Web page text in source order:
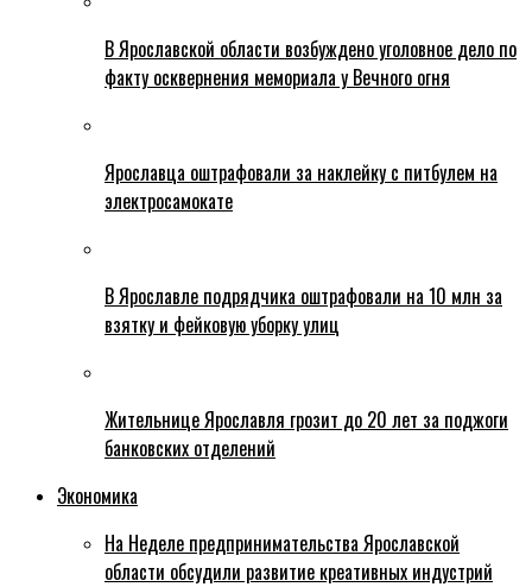
В Ярославской области возбуждено уголовное дело по
факту осквернения мемориала у Вечного огня
Ярославца оштрафовали за наклейку с питбулем на
электросамокате
В Ярославле подрядчика оштрафовали на 10 млн за
взятку и фейковую уборку улиц
Жительнице Ярославля грозит до 20 лет за поджоги
банковских отделений
Экономика
На Неделе предпринимательства Ярославской
области обсудили развитие креативных индустрий